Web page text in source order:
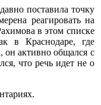
поставила точку
реагировать на
в этом списке
в Краснодаре, где
он активно общался с
что речь идет не о